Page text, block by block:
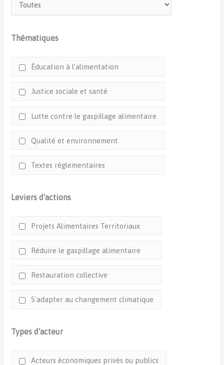
Thématiques
Éducation à l’alimentation
Justice sociale et santé
Lutte contre le gaspillage alimentaire
Qualité et environnement
Textes réglementaires
Leviers d'actions
Projets Alimentaires Territoriaux
Réduire le gaspillage alimentaire
Restauration collective
S'adapter au changement climatique
Types d'acteur
Acteurs économiques privés ou publics